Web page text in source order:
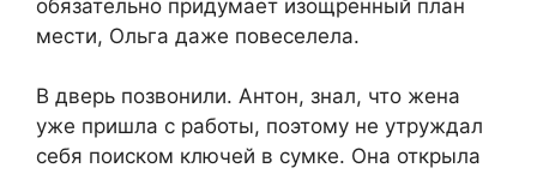
обязательно придумает изощренный план
мести, Ольга даже повеселела.
В дверь позвонили. Антон, знал, что жена
уже пришла с работы, поэтому не утруждал
себя поиском ключей в сумке. Она открыла